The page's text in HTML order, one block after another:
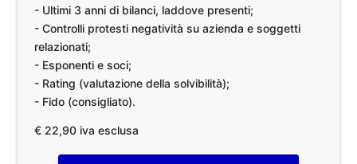
- Ultimi 3 anni di bilanci, laddove presenti;
- Controlli protesti negatività su azienda e soggetti
relazionati;
- Esponenti e soci;
- Rating (valutazione della solvibilità);
- Fido (consigliato).
€ 22,90 iva esclusa